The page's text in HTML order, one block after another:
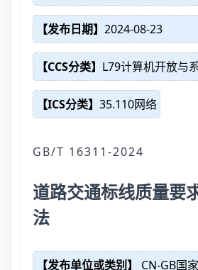
【发布日期】 2024-08-23
【CCS分类】 L79计算机开放与
【ICS分类】 35.110网络
GB/T 16311-2024
道路交通标线质量要
法
【发布单位或类别】 CN-GB国